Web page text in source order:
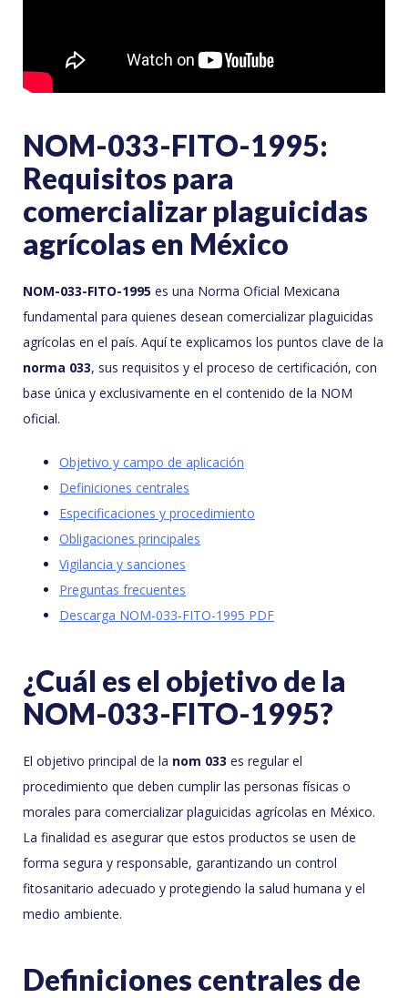
NOM-033-FITO-1995:
Requisitos para
comercializar plaguicidas
agrícolas en México
NOM-033-FITO-1995 es una Norma Oficial Mexicana
fundamental para quienes desean comercializar plaguicidas
agrícolas en el país. Aquí te explicamos los puntos clave de la
norma 033, sus requisitos y el proceso de certificación, con
base única y exclusivamente en el contenido de la NOM
oficial.
Objetivo y campo de aplicación
Definiciones centrales
Especificaciones y procedimiento
Obligaciones principales
Vigilancia y sanciones
Preguntas frecuentes
Descarga NOM-033-FITO-1995 PDF
¿Cuál es el objetivo de la
NOM-033-FITO-1995?
El objetivo principal de la nom 033 es regular el
procedimiento que deben cumplir las personas físicas o
morales para comercializar plaguicidas agrícolas en México.
La finalidad es asegurar que estos productos se usen de
forma segura y responsable, garantizando un control
fitosanitario adecuado y protegiendo la salud humana y el
medio ambiente.
Definiciones centrales de